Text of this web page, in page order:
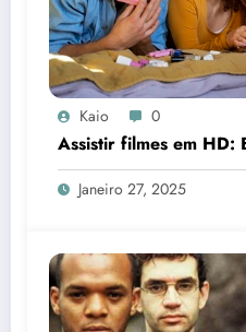
Kaio 0
Assistir filmes em HD:
Janeiro 27, 2025